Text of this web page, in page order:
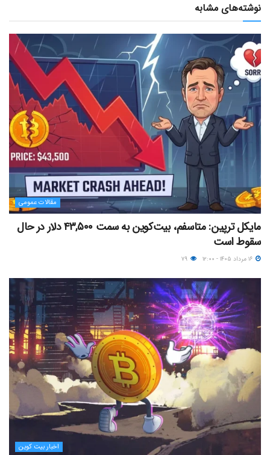
نوشته‌های مشابه
مقالات عمومی
مایکل ترپین: متاسفم، بیت‌کوین به سمت ۴۳,۵۰۰ دلار در حال
سقوط است
اخبار بیت کوین